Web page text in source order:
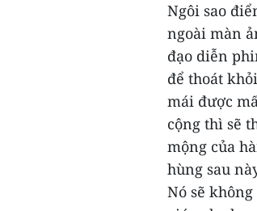
Ngôi sao
ngoài màn
đạo diễn
để thoát
mái được
cộng thì sẽ
mộng của
hùng sau
Nó sẽ